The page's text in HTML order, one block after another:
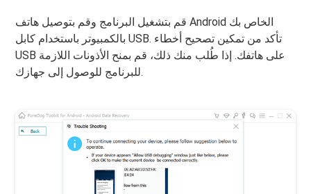
قم بتشغيل البرنامج وقم بتوصيل هاتف Android الخاص بك
بالكمبيوتر باستخدام كابل USB. تأكد من تمكين تصحيح أخطاء
USB على هاتفك. إذا طُلب منك ذلك، قم بمنح الأذونات اللازمة
للبرنامج للوصول إلى جهازك.